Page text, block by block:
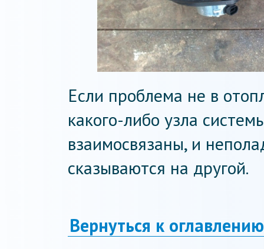
Если проблема не в
какого-либо узла
взаимосвязаны, и
сказываются на другой.
Вернуться к оглавлению